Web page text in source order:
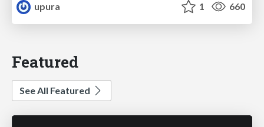
upura
1 660
Featured
See All Featured